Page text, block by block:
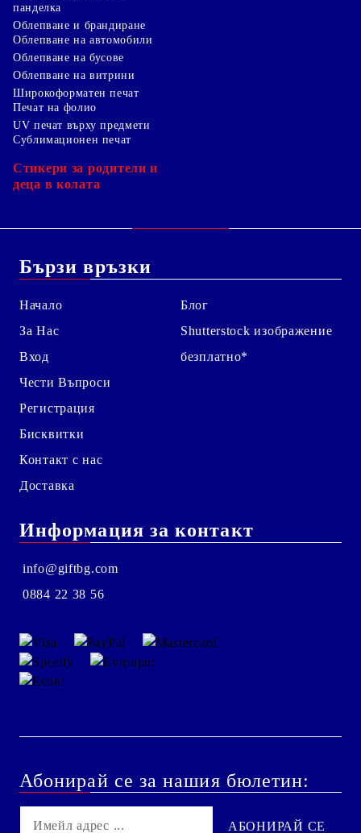
панделка
Облепване и брандиране
Облепване на автомобили
Облепване на бусове
Облепване на витрини
Широкоформатен печат
Печат на фолио
UV печат върху предмети
Сублимационен печат
Стикери за родители и
деца в колата
Бързи връзки
Начало
За Нас
Вход
Чести Въпроси
Регистрация
Бисквитки
Контакт с нас
Доставка
Блог
Shutterstock изображение
безплатно*
Информация за контакт
info@giftbg.com
0884 22 38 56
Абонирай се за нашия бюлетин: